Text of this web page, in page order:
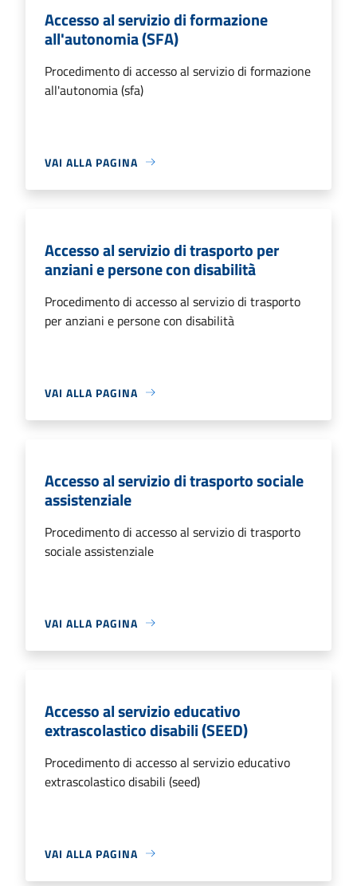
Accesso al servizio di formazione
all'autonomia (SFA)
Procedimento di accesso al servizio di formazione
all'autonomia (sfa)
VAI ALLA PAGINA
Accesso al servizio di trasporto per
anziani e persone con disabilità
Procedimento di accesso al servizio di trasporto
per anziani e persone con disabilità
VAI ALLA PAGINA
Accesso al servizio di trasporto sociale
assistenziale
Procedimento di accesso al servizio di trasporto
sociale assistenziale
VAI ALLA PAGINA
Accesso al servizio educativo
extrascolastico disabili (SEED)
Procedimento di accesso al servizio educativo
extrascolastico disabili (seed)
VAI ALLA PAGINA